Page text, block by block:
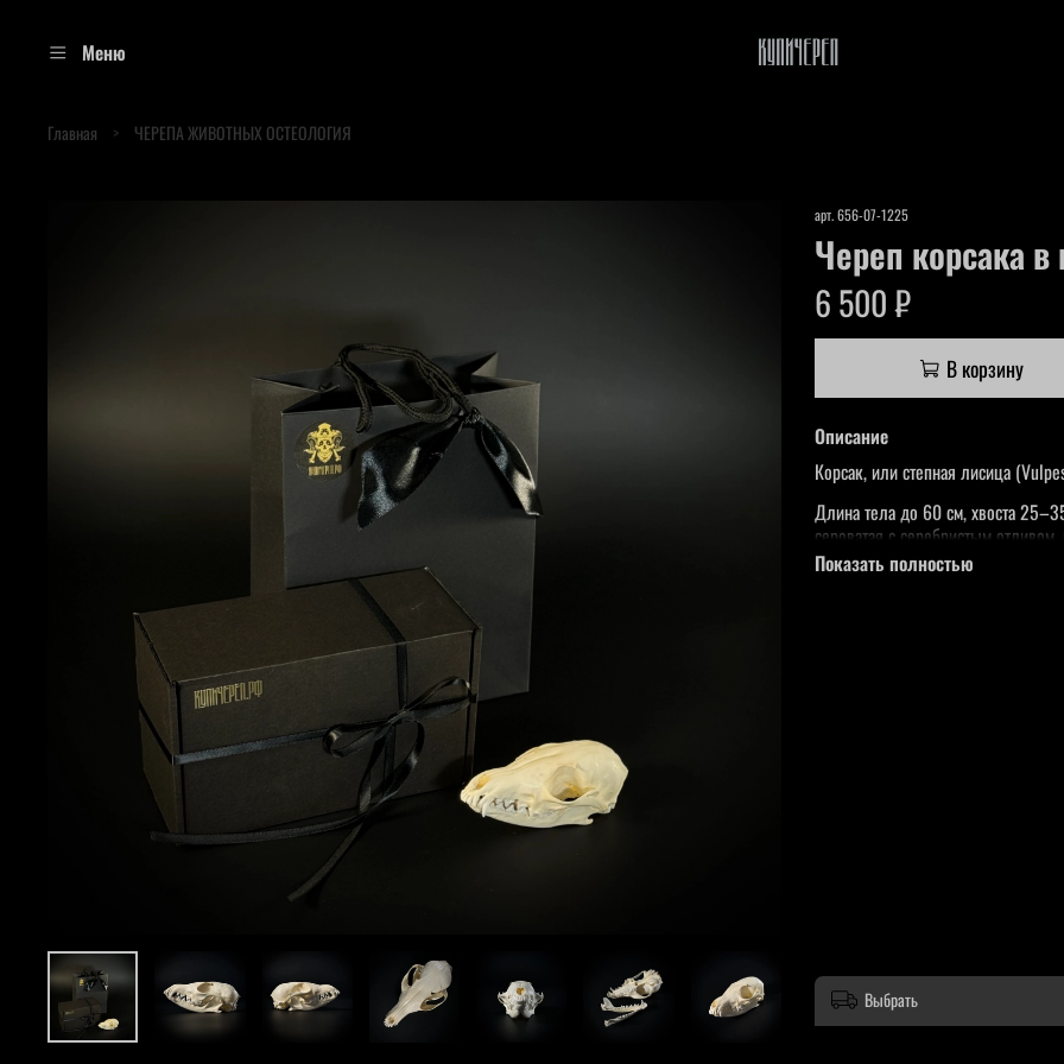
Меню
Главная ЧЕРЕПА ЖИВОТНЫХ ОСТЕОЛОГИЯ
арт.656-07-1225
Череп корсака
6 500 ₽
В корзину
Описание
Корсак, или степная лисица
Длина тела до 60 см, хвоста
сероватая с серебристым
Обитает в сухих степях и
Показать полностью
Выбрать